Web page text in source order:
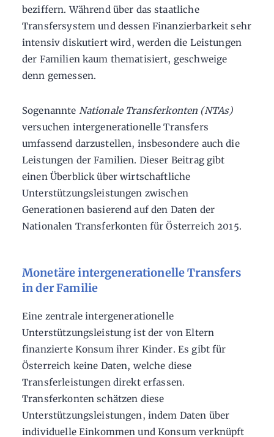
beziffern. Während über das staatliche
Transfersystem und dessen Finanzierbarkeit sehr
intensiv diskutiert wird, werden die Leistungen
der Familien kaum thematisiert, geschweige
denn gemessen.
Sogenannte Nationale Transferkonten (NTAs)
versuchen intergenerationelle Transfers
umfassend darzustellen, insbesondere auch die
Leistungen der Familien. Dieser Beitrag gibt
einen Überblick über wirtschaftliche
Unterstützungsleistungen zwischen
Generationen basierend auf den Daten der
Nationalen Transferkonten für Österreich 2015.
Monetäre intergenerationelle Transfers
in der Familie
Eine zentrale intergenerationelle
Unterstützungsleistung ist der von Eltern
finanzierte Konsum ihrer Kinder. Es gibt für
Österreich keine Daten, welche diese
Transferleistungen direkt erfassen.
Transferkonten schätzen diese
Unterstützungsleistungen, indem Daten über
individuelle Einkommen und Konsum verknüpft